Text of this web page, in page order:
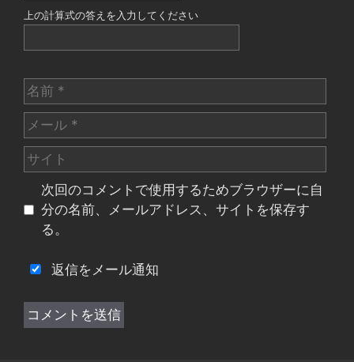
上の計算式の答えを入力してください
名
前
メ
ー
ル
サ
イ
次回のコメントで使用するためブラウザーに自
分の名前、メールアドレス、サイトを保存す
る。
返信をメール通知